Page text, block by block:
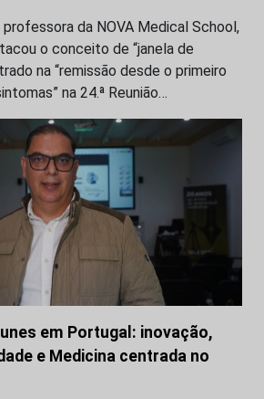
da NOVA Medical School,
o conceito de “janela de
na “remissão desde o primeiro
na 24.ª Reunião…
em Portugal: inovação,
e Medicina centrada no